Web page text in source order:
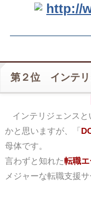
http://
第２位 インテリ
インテリジェンス
かと思いますが、「
母体です。
言わずと知れた転職
メジャーな転職支援サ